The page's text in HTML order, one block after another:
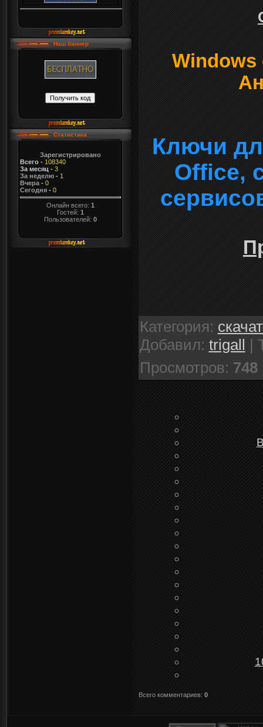
Наш баннер
Статистика
Зарегистрировано
Всего- 108340
За месяц - 3
За неделю- 1
Вчера- 0
Сегодня- 0
Онлайн всего: 1
Гостей: 1
Пользователей: 0
Windows
Ключи
Office,
Категория:
Добавил: trigall |
Просмотров: 748
Всего комментариев: 0